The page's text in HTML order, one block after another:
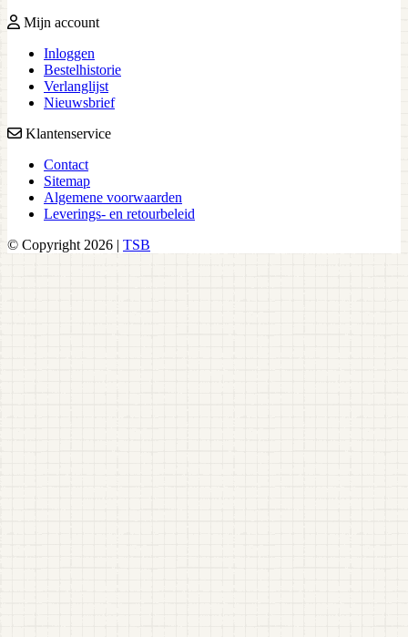
Mijn account
Inloggen
Bestelhistorie
Verlanglijst
Nieuwsbrief
Klantenservice
Contact
Sitemap
Algemene voorwaarden
Leverings- en retourbeleid
© Copyright 2026 | TSB